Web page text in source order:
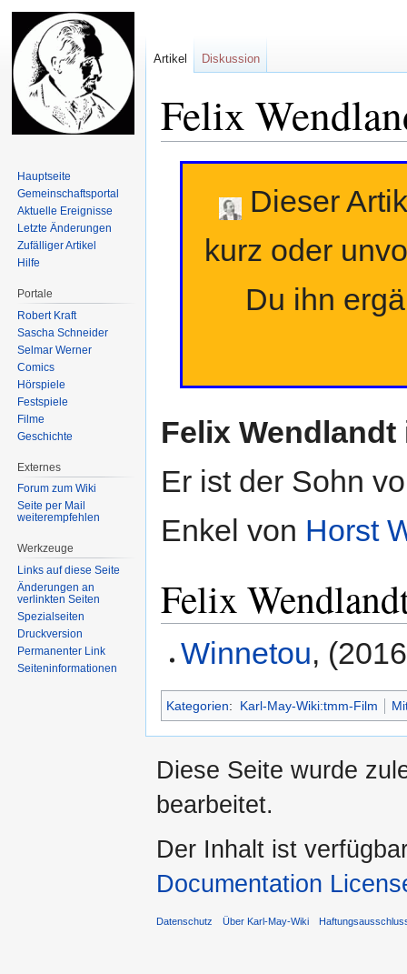
Felix
Dieser
kurz oder
Du ihn
Felix Wendlandt
Er ist der Sohn
Enkel von Horst
Felix
Winnetou,
Kategorien: Karl-May-Wiki:tmm-Film
Artikel Diskussion
Hauptseite
Gemeinschafts­portal
Aktuelle Ereignisse
Letzte Änderungen
Zufälliger Artikel
Hilfe
Portale
Robert Kraft
Sascha Schneider
Selmar Werner
Comics
Hörspiele
Festspiele
Filme
Geschichte
Externes
Forum zum Wiki
Seite per Mail
weiterempfehlen
Werkzeuge
Links auf diese Seite
Änderungen an
verlinkten Seiten
Spezialseiten
Druckversion
Permanenter Link
Seiten­informationen
Diese Seite wurde
bearbeitet.
Der Inhalt ist
Documentation
Datenschutz Über Karl-May-Wiki